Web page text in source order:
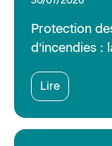
Protection
d’incendies :
Lire